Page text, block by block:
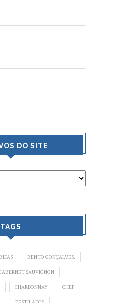
DO SITE
TAGS
BENTO GONÇALVES.
SAUVIGNON
CHARDONNAY CHEF